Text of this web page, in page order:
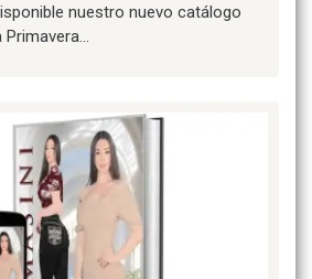
nuestro nuevo catálogo
Primavera…